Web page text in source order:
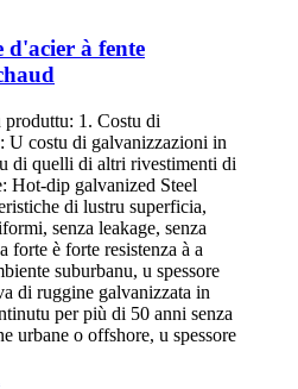
à fente
1. Costu di
U costu di galvanizzazioni in
di quelli di altri rivestimenti di
Hot-dip galvanized Steel
di lustru superficia,
senza leakage, senza
forte è forte resistenza à a
suburbanu, u spessore
di ruggine galvanizzata in
per più di 50 anni senza
urbane o offshore, u spessore